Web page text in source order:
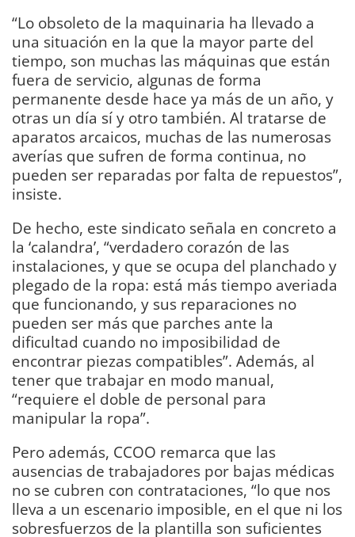
“Lo obsoleto de la maquinaria ha llevado a
una situación en la que la mayor parte del
tiempo, son muchas las máquinas que están
fuera de servicio, algunas de forma
permanente desde hace ya más de un año, y
otras un día sí y otro también. Al tratarse de
aparatos arcaicos, muchas de las numerosas
averías que sufren de forma continua, no
pueden ser reparadas por falta de repuestos”,
insiste.
De hecho, este sindicato señala en concreto a
la ‘calandra’, “verdadero corazón de las
instalaciones, y que se ocupa del planchado y
plegado de la ropa: está más tiempo averiada
que funcionando, y sus reparaciones no
pueden ser más que parches ante la
dificultad cuando no imposibilidad de
encontrar piezas compatibles”. Además, al
tener que trabajar en modo manual,
“requiere el doble de personal para
manipular la ropa”.
Pero además, CCOO remarca que las
ausencias de trabajadores por bajas médicas
no se cubren con contrataciones, “lo que nos
lleva a un escenario imposible, en el que ni los
sobresfuerzos de la plantilla son suficientes